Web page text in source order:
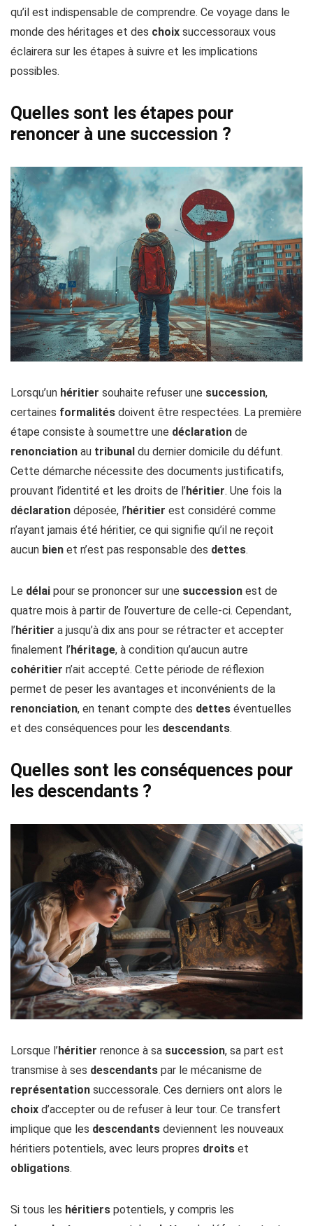
qu’il est indispensable de comprendre. Ce voyage dans le
monde des héritages et des choix successoraux vous
éclairera sur les étapes à suivre et les implications
possibles.
Quelles sont les étapes pour
renoncer à une succession ?
Lorsqu’un héritier souhaite refuser une succession,
certaines formalités doivent être respectées. La première
étape consiste à soumettre une déclaration de
renonciation au tribunal du dernier domicile du défunt.
Cette démarche nécessite des documents justificatifs,
prouvant l’identité et les droits de l’héritier. Une fois la
déclaration déposée, l’héritier est considéré comme
n’ayant jamais été héritier, ce qui signifie qu’il ne reçoit
aucun bien et n’est pas responsable des dettes.
Le délai pour se prononcer sur une succession est de
quatre mois à partir de l’ouverture de celle-ci. Cependant,
l’héritier a jusqu’à dix ans pour se rétracter et accepter
finalement l’héritage, à condition qu’aucun autre
cohéritier n’ait accepté. Cette période de réflexion
permet de peser les avantages et inconvénients de la
renonciation, en tenant compte des dettes éventuelles
et des conséquences pour les descendants.
Quelles sont les conséquences pour
les descendants ?
Lorsque l’héritier renonce à sa succession, sa part est
transmise à ses descendants par le mécanisme de
représentation successorale. Ces derniers ont alors le
choix d’accepter ou de refuser à leur tour. Ce transfert
implique que les descendants deviennent les nouveaux
héritiers potentiels, avec leurs propres droits et
obligations.
Si tous les héritiers potentiels, y compris les